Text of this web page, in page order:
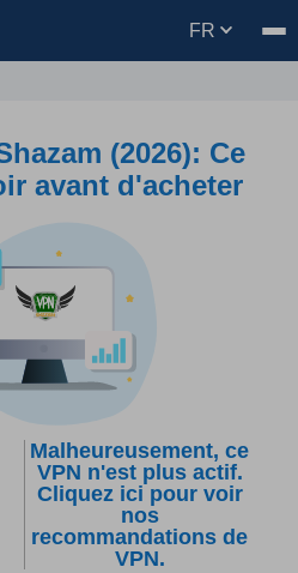
FR
(2026): Ce
avant d'acheter
Malheureusement, ce
VPN n'est plus actif.
Cliquez ici pour voir
nos
recommandations de
VPN.